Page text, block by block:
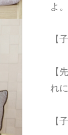
よ
【
【
れ
【